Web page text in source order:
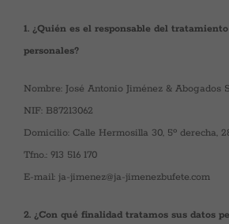
1. ¿Quién es el responsable del
personales?
Nombre: José Antonio Jiménez & Abogados
NIF: B87213062
Domicilio: Calle Hermosilla 30, 5º derecha,
Tfno.: 913 516 170
E-mail: ja-jimenez@ja-jimenezbufete.com
2. ¿Con qué finalidad tratamos sus datos